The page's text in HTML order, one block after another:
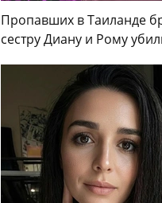
Пропавших в Таиланде
сестру Диану и Рому